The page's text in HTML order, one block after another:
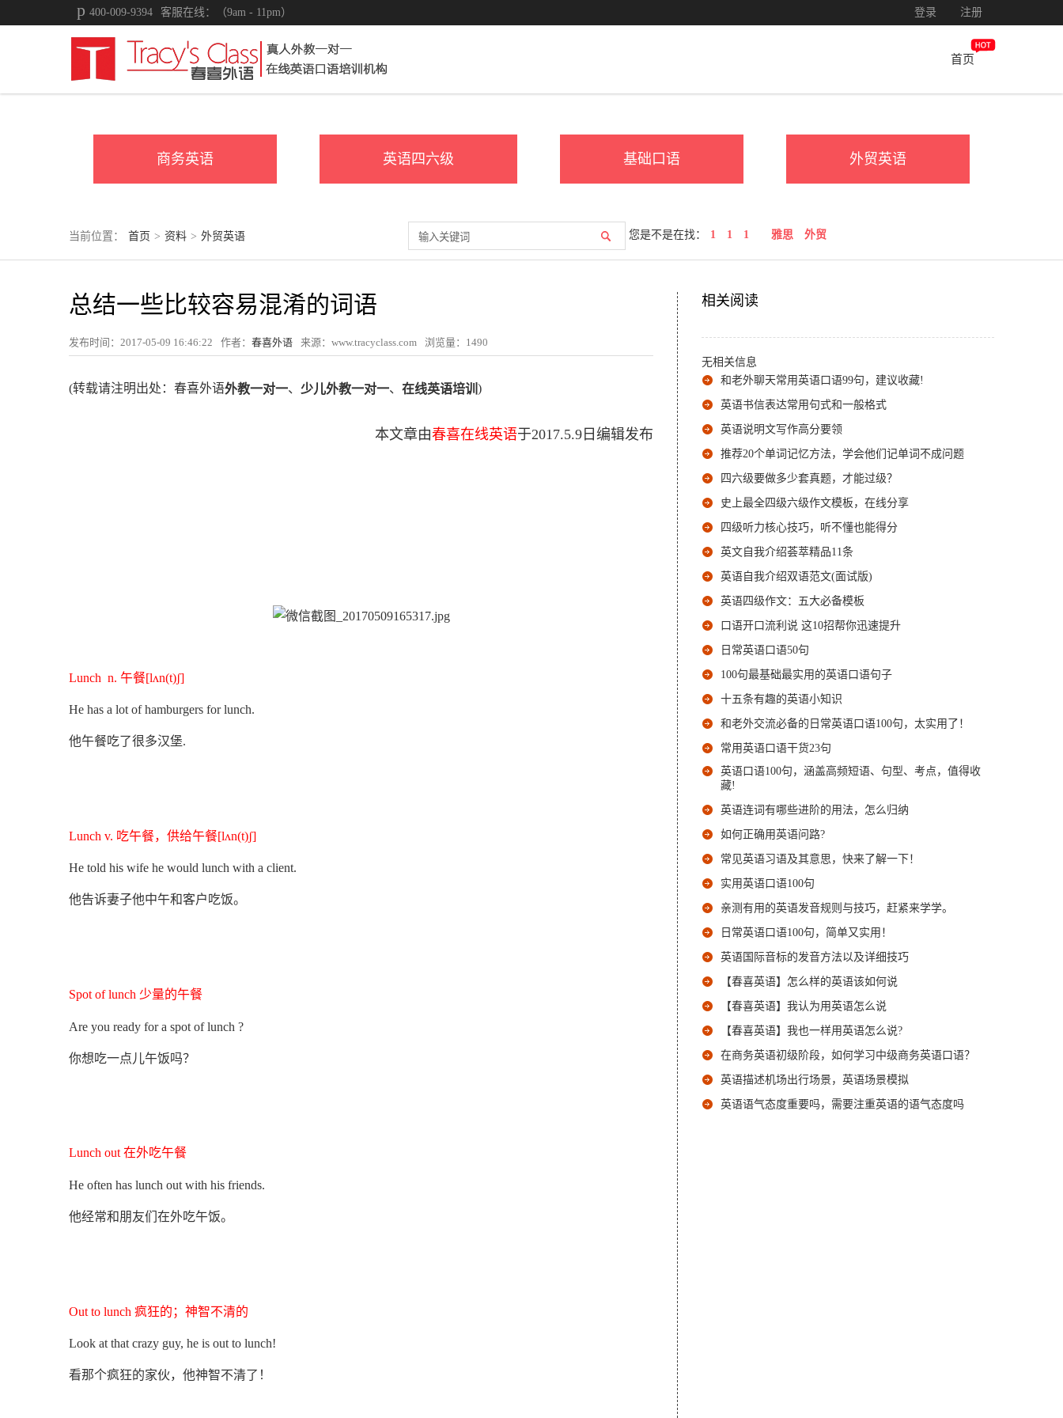
400-009-9394 客服在线：（9am - 11pm） 登录 注册
首页
商务英语 英语四六级 基础口语 外贸英语
当前位置： 首页 > 资料 > 外贸英语 您是不是在找： 1 1 1 雅思 外贸
总结一些比较容易混淆的词语
发布时间：2017-05-09 16:46:22 作者： 春喜外语 来源：www.tracyclass.com 浏览量： 1490
(转载请注明出处：春喜外语外教一对一、 少儿外教一对一、 在线英语培训 )
本文章由春喜在线英语于2017.5.9 日编辑发布
Lunch n. 午餐[lʌn(t)ʃ]
He has a lot of hamburgers for lunch.
他午餐吃了很多汉堡.
Lunch v. 吃午餐，供给午餐[lʌn(t)ʃ]
He told his wife he would lunch with a client.
他告诉妻子他中午和客户吃饭。
Spot of lunch 少量的午餐
Are you ready for a spot of lunch ?
你想吃一点儿午饭吗？
Lunch out 在外吃午餐
He often has lunch out with his friends.
他经常和朋友们在外吃午饭。
Out to lunch 疯狂的；神智不清的
Look at that crazy guy, he is out to lunch!
看那个疯狂的家伙，他神智不清了！
相关阅读
无相关信息
和老外聊天常用英语口语99句，建议收藏!
英语书信表达常用句式和一般格式
英语说明文写作高分要领
推荐20个单词记忆方法，学会他们记单词不成问题
四六级要做多少套真题，才能过级？
史上最全四级六级作文模板，在线分享
四级听力核心技巧，听不懂也能得分
英文自我介绍荟萃精品11条
英语自我介绍双语范文(面试版)
英语四级作文：五大必备模板
口语开口流利说 这10招帮你迅速提升
日常英语口语50句
100句最基础最实用的英语口语句子
十五条有趣的英语小知识
和老外交流必备的日常英语口语100句，太实用了！
常用英语口语干货23句
英语口语100句，涵盖高频短语、句型、考点，值得收
藏!
英语连词有哪些进阶的用法，怎么归纳
如何正确用英语问路?
常见英语习语及其意思，快来了解一下！
实用英语口语100句
亲测有用的英语发音规则与技巧，赶紧来学学。
日常英语口语100句，简单又实用！
英语国际音标的发音方法以及详细技巧
【春喜英语】怎么样的英语该如何说
【春喜英语】我认为用英语怎么说
【春喜英语】我也一样用英语怎么说?
在商务英语初级阶段，如何学习中级商务英语口语？
英语描述机场出行场景，英语场景模拟
英语语气态度重要吗，需要注重英语的语气态度吗